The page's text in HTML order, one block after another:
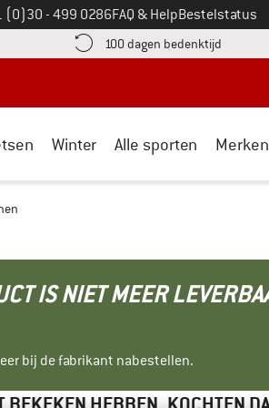
op
(0)30 - 499 0286FAQ & HelpBestelstatus
hier! Opent in een infovak
100 dagen bedenktijd Vind
Winter Alle sporten Merken
IS NIET MEER
bij de fabrikant nabestellen.